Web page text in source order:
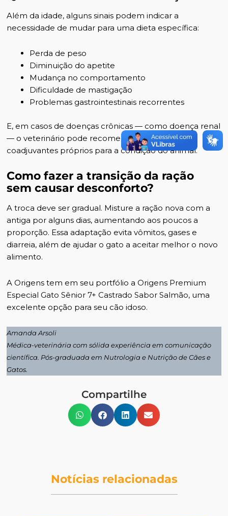
Além da idade, alguns sinais podem indicar a
necessidade de mudar para uma dieta específica:
Perda de peso
Diminuição do apetite
Mudança no comportamento
Dificuldade de mastigação
Problemas gastrointestinais recorrentes
E, em casos de doenças crônicas — como doença renal
— o veterinário pode recomendar alimentos
coadjuvantes próprios para a condição do animal.
Como fazer a transição da ração
sem causar desconforto?
A troca deve ser gradual. Misture a ração nova com a
antiga por alguns dias, aumentando aos poucos a
proporção. Essa adaptação evita vômitos, gases e
diarreia, além de ajudar o gato a aceitar melhor o novo
alimento.
A Origens tem em seu portfólio a Origens Premium
Especial Gato Sênior 7+ Castrado Sabor Salmão, uma
excelente opção para seu cão idoso.
Amanda Arsoli
Médica-veterinária com sólida experiência em comunicação
científica. Pós-graduada em Nutrologia e Nutrição de Cães e
Gatos.
Compartilhe
Notícias relacionadas